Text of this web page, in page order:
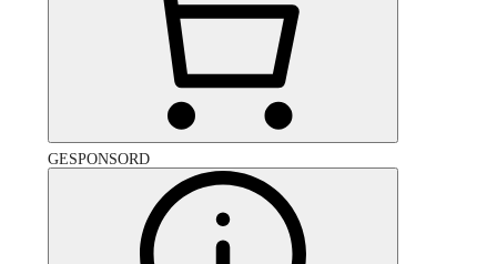
GESPONSORD